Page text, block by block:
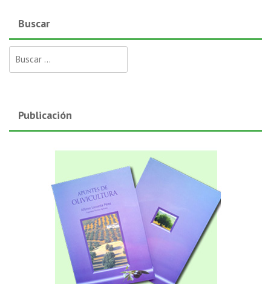
Buscar
Publicación